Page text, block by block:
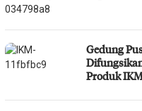
Gedung
Produk